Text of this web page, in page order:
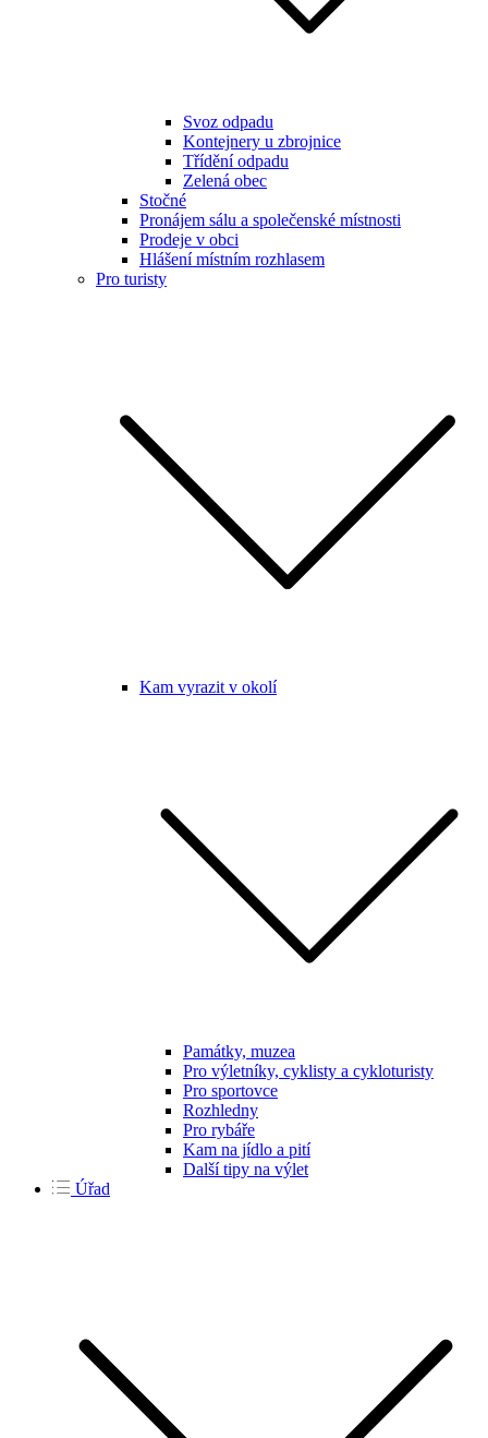
Svoz odpadu
Kontejnery u zbrojnice
Třídění odpadu
Zelená obec
Stočné
Pronájem sálu a společenské místnosti
Prodeje v obci
Hlášení místním rozhlasem
Pro turisty
Kam vyrazit v okolí
Památky, muzea
Pro výletníky, cyklisty a cykloturisty
Pro sportovce
Rozhledny
Pro rybáře
Kam na jídlo a pití
Další tipy na výlet
Úřad